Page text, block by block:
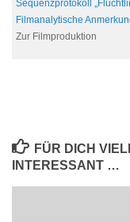
Sequenzprotokoll
Filmanalytische
Zur Filmproduktion
FÜR DICH
INTERESSANT …